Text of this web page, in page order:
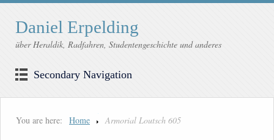
Daniel Erpelding
über Heraldik, Radfahren, Studentengeschichte und anderes
Secondary Navigation
You are here: Home Armorial Loutsch 605